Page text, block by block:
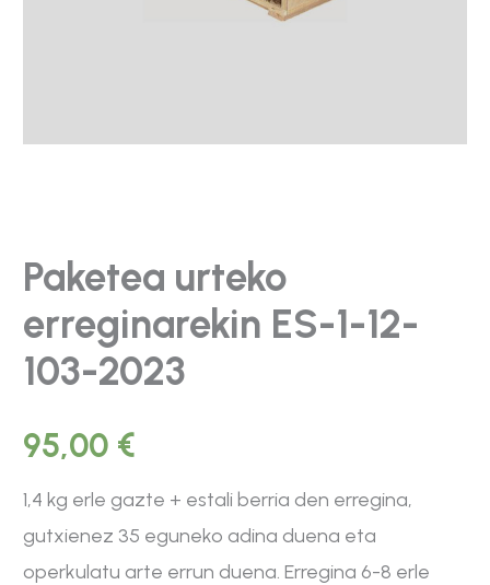
Paketea urteko
erreginarekin ES-1-12-
103-2023
95,00 €
1,4 kg erle gazte + estali berria den erregina,
gutxienez 35 eguneko adina duena eta
operkulatu arte errun duena. Erregina 6-8 erle